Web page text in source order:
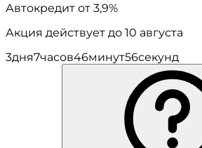
Автокредит от 3,9%
Акция действует до 10 августа
3дня7часов46минут56секунд